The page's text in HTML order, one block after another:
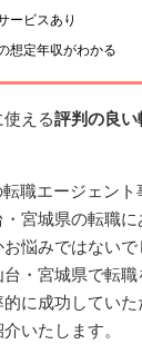
ービスあり
想定年収がわかる
使える評判の良い
職エージェン
宮城県の転職
悩みではないで
・宮城県で転職
に成功してい
いたします。